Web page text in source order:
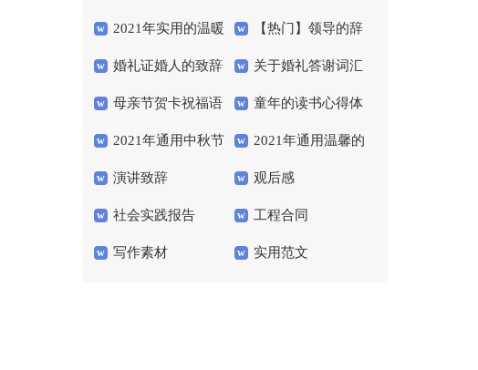
文六篇 稿
2021年实用的温暖
的晚安心语微信71句
【热门】领导的辞
职报告4篇
婚礼证婚人的致辞
范文（通用7篇）
关于婚礼答谢词汇
编五篇
母亲节贺卡祝福语 童年的读书心得体
会
2021年通用中秋节
祝贺词汇总54条
2021年通用温馨的
晚安心语语录40句
演讲致辞 观后感
社会实践报告 工程合同
写作素材 实用范文